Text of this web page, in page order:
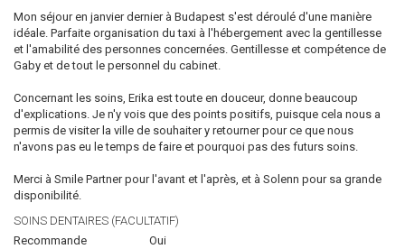
Mon séjour en janvier dernier à Budapest s'est déroulé d'une manière
idéale. Parfaite organisation du taxi à l'hébergement avec la gentillesse
et l'amabilité des personnes concernées. Gentillesse et compétence de
Gaby et de tout le personnel du cabinet.
Concernant les soins, Erika est toute en douceur, donne beaucoup
d'explications. Je n'y vois que des points positifs, puisque cela nous a
permis de visiter la ville de souhaiter y retourner pour ce que nous
n'avons pas eu le temps de faire et pourquoi pas des futurs soins.
Merci à Smile Partner pour l'avant et l'après, et à Solenn pour sa grande
disponibilité.
SOINS DENTAIRES (FACULTATIF)
Recommande
Oui